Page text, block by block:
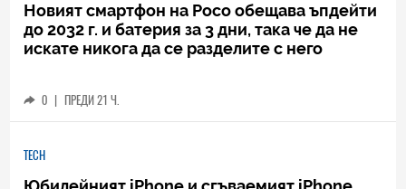
Новият смартфон на Poco обещава ъпдейти
до 2032 г. и батерия за 3 дни, така че да не
искате никога да се разделите с него
0 | ПРЕДИ 21 Ч.
TECH